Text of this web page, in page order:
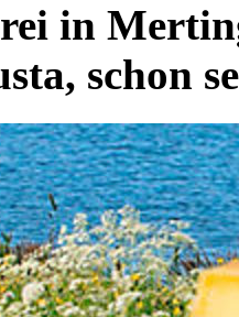
in
schon